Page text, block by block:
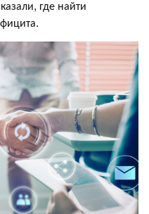
где найти